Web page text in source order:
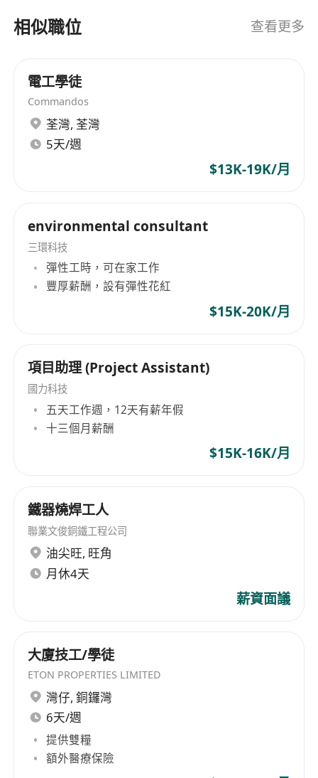
題分析至解決方案執行，並撰寫清晰之維修報告
數位電路功能測試及網絡連接設定，提供現場實
務反饋以優化設計。
定期更新技術知識，熟悉常見電子元件、嵌入式
控制模組、工業通訊協定（如RS-485、
Modbus）及基本網路架構應用。
工作要求
具中三或以上學歷，持有電子相關技術證書者優
先考慮。
擁有1至3年電子設備維修、安裝或工場技術支援
必須懂使用錫線焊槍，焊拆零件
熟悉類比與數位電路原理、基本PCB識圖、萬用
電錶及示波器操作；具網絡基礎知識（IP設定、
LAN/WAN連接）及簡單硬體排障經驗。
流利粵語，能以普通話及基礎英文進行技術溝
通，可閱讀英文技術文件及廠商規格書。
通、IANG、受養人簽證或其他合法在港工作資
格；須能配合週一至週六工作安排，每日工作時
間為上午9時至下午6時。
福利
彈性花紅制度，根據個人表現及公司年度營運成
果發放。
依法支付加班津貼，適用於經批准之超時工作。
混合工作模式，支援適度遠距協作與辦公室/外
勤彈性調配，提升工作自主性與效率。
提供專業技術培訓實踐機會，支援考取進階電子
相似職位 查看更多
電工學徒
Commandos
荃灣, 荃灣
5天/週
$13K-19K/月
environmental consultant
三環科技
彈性工時，可在家工作
豐厚薪酬，設有彈性花紅
$15K-20K/月
項目助理 (Project Assistant)
國力科技
五天工作週，12天有薪年假
十三個月薪酬
$15K-16K/月
鐵器燒焊工人
聯業文俊銅鐵工程公司
油尖旺, 旺角
月休4天
薪資面議
大廈技工/學徒
ETON PROPERTIES LIMITED
灣仔, 銅鑼灣
6天/週
提供雙糧
額外醫療保險